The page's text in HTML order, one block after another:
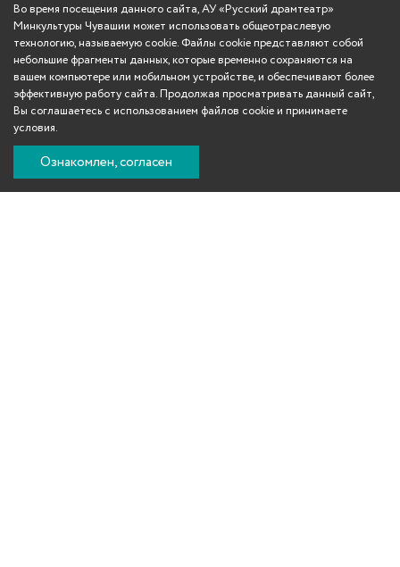
Во время посещения данного сайта, АУ «Русский драмтеатр»
Минкультуры Чувашии может использовать общеотраслевую
технологию, называемую cookie. Файлы cookie представляют собой
небольшие фрагменты данных, которые временно сохраняются на
вашем компьютере или мобильном устройстве, и обеспечивают более
эффективную работу сайта. Продолжая просматривать данный сайт,
Вы соглашаетесь с использованием файлов cookie и принимаете
условия.
Ознакомлен, согласен